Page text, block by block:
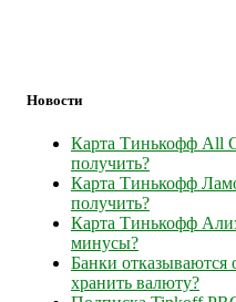
Новости
Карта Тинькофф All
получить?
Карта Тинькофф
получить?
Карта Тинькофф
минусы?
Банки отказываются
хранить валюту?